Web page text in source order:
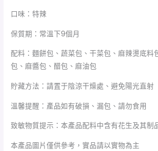
口味：特辣
保質期：常溫下9個月
配料：麵餅包、蔬菜包、干菜包、麻辣燙底料
包、麻醬包、醋包、麻油包
貯藏方法：請置于陰涼干燥處、避免陽光直射
溫馨提醒：產品如有破損、漏包、請勿食用
致敏物質提示：本產品配料中含有花生及其制
本產品圖片僅供參考，實品請以實物為主